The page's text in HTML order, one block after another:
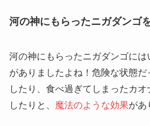
河の神にもらったニガダンゴ
河の神にもらったニガダンゴには
がありましたよね！危険な状態
したり、食べ過ぎてしまったカ
したりと、 魔法のような効果があ